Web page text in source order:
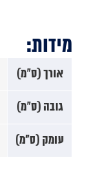
מידות:
אורך (ס"מ)
גובה (ס"מ)
עומק (ס"מ)